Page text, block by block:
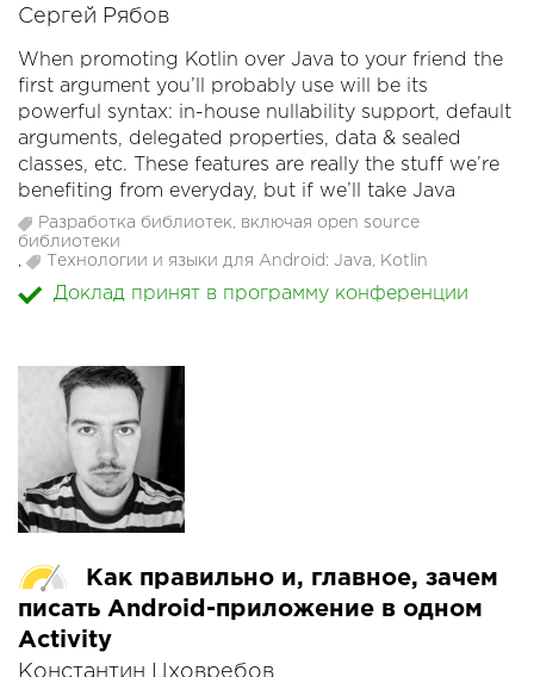
Сергей Рябов
When promoting Kotlin over Java to your friend the
first argument you’ll probably use will be its
powerful syntax: in-house nullability support, default
arguments, delegated properties, data & sealed
classes, etc. These features are really the stuff we’re
benefiting from everyday, but if we’ll take Java
annotation processors then sadly the only
information they can get about our code will be
Java-related and no info about Kotlin-specifics. In
this talk we’ll find out how to use Kotlin metadata
annotation processing.
Разработка библиотек, включая open source
библиотеки
Технологии и языки для Android: Java, Kotlin
Доклад принят в программу конференции
Как правильно и, главное, зачем
писать Android-приложение в одном
Activity
Константин Цховребов